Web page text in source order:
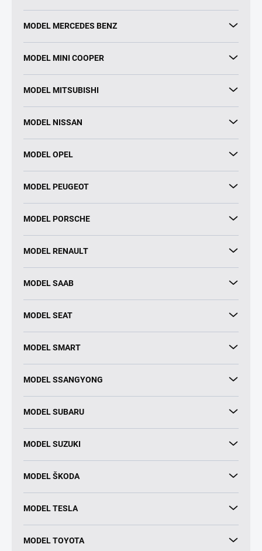
MODEL MERCEDES BENZ
MODEL MINI COOPER
MODEL MITSUBISHI
MODEL NISSAN
MODEL OPEL
MODEL PEUGEOT
MODEL PORSCHE
MODEL RENAULT
MODEL SAAB
MODEL SEAT
MODEL SMART
MODEL SSANGYONG
MODEL SUBARU
MODEL SUZUKI
MODEL ŠKODA
MODEL TESLA
MODEL TOYOTA